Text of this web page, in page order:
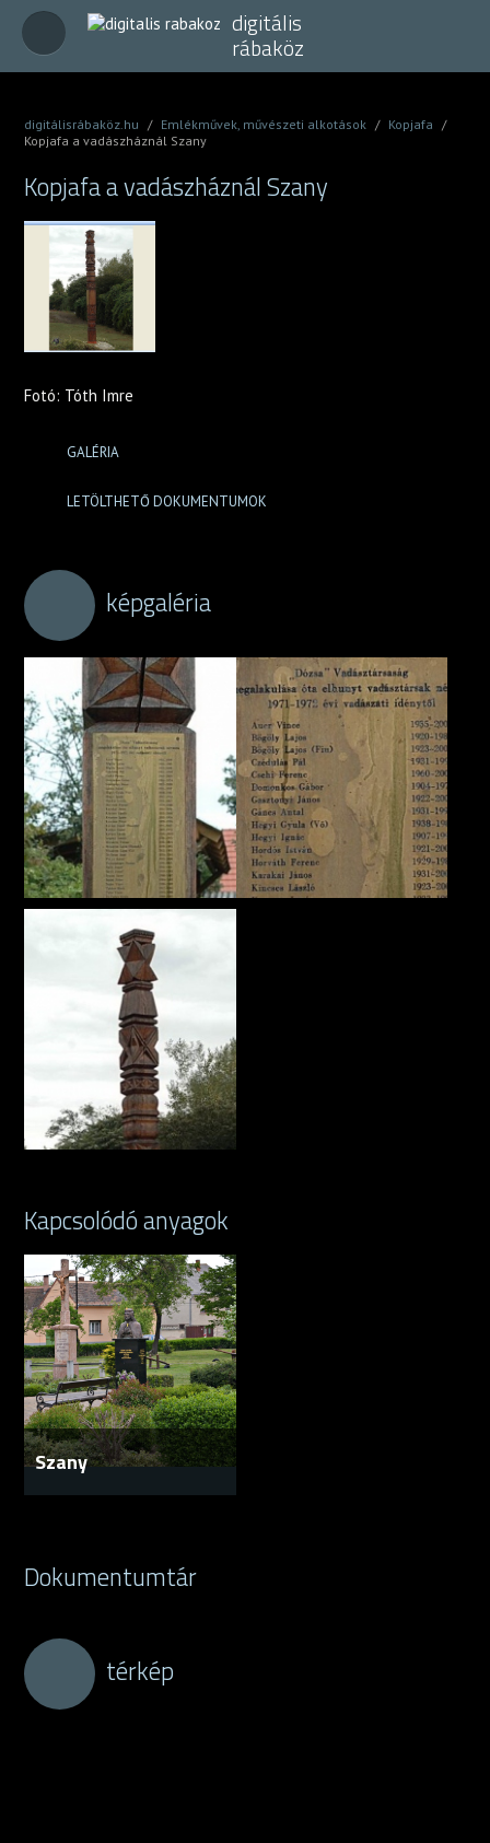
digitális
rábaköz
digitálisrábaköz.hu / Emlékművek, művészeti alkotások / Kopjafa
/
Kopjafa a vadászháznál Szany
Kopjafa a vadászháznál Szany
Fotó: Tóth Imre
GALÉRIA
LETÖLTHETŐ DOKUMENTUMOK
képgaléria
Kapcsolódó anyagok
Szany
Dokumentumtár
térkép